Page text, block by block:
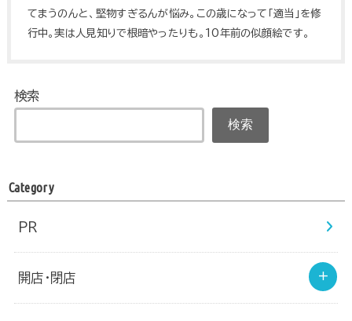
てまうのんと、堅物すぎるんが悩み。この歳になって「適当」を修
行中。実は人見知りで根暗やったりも。10年前の似顔絵です。
検索
検索
Category
PR
開店・閉店